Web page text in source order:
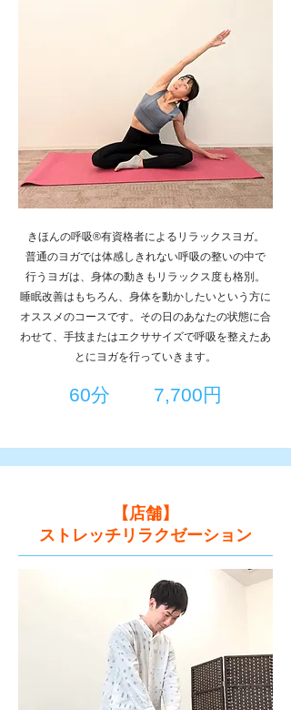
きほんの呼吸®有資格者によるリラックスヨガ。
普通のヨガでは体感しきれない呼吸の整いの中で
行うヨガは、身体の動きもリラックス度も格別。
睡眠改善はもちろん、身体を動かしたいという方に
オススメのコースです。その日のあなたの状態に合
わせて、手技またはエクササイズで呼吸を整えたあ
とにヨガを行っていきます。
​60分 7,700円
​【店舗】
​ストレッチリラクゼーション